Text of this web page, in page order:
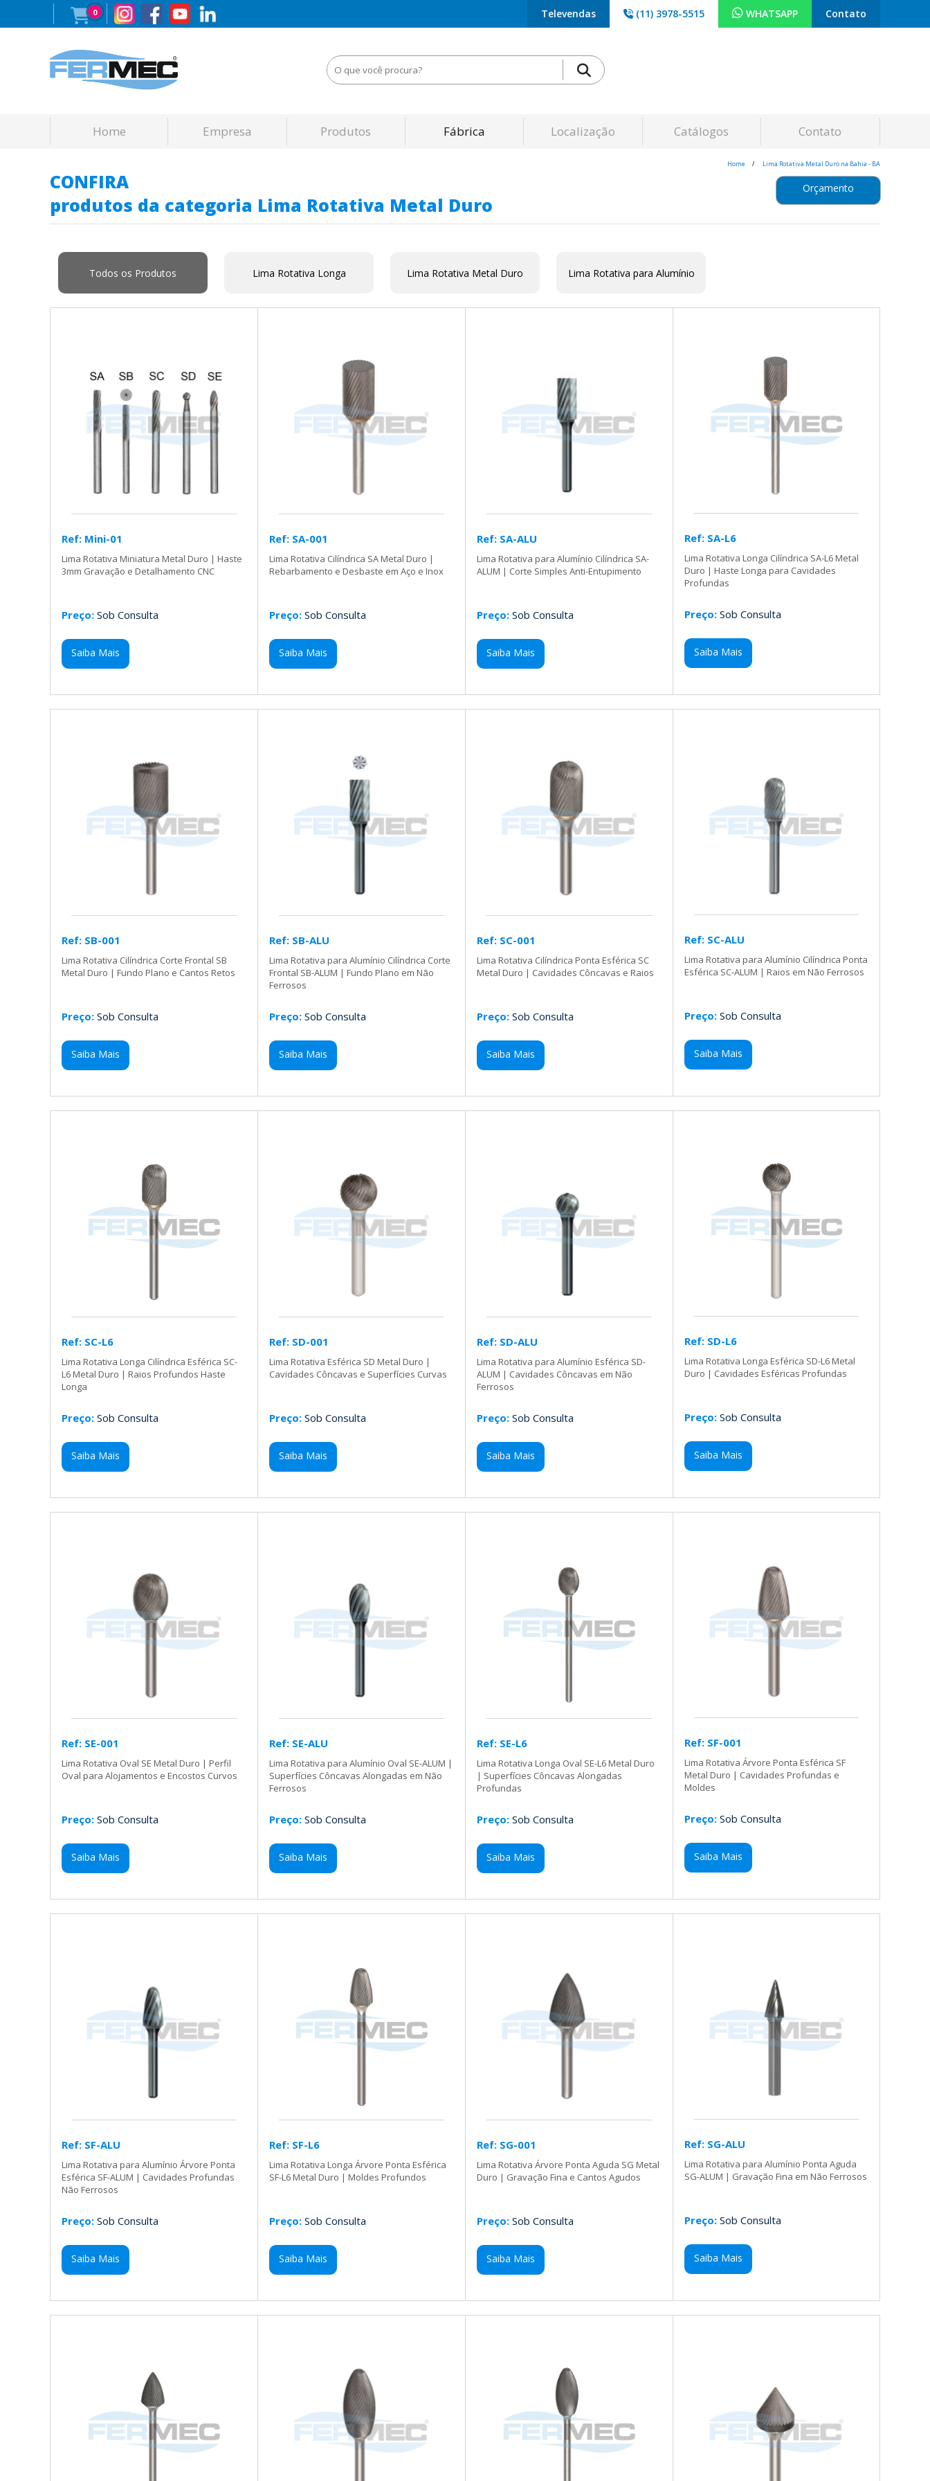
0 Contato
WHATSAPP
(11) 3978-5515
Televendas
Home Empresa Produtos Fábrica Localização Catálogos Contato
Home Lima Rotativa Metal Duro na Bahia - BA
CONFIRA
produtos da categoria Lima Rotativa Metal Duro
Orçamento
Todos os Produtos Lima Rotativa Longa Lima Rotativa Metal Duro Lima Rotativa para Alumínio
Ref: Mini-01
Lima Rotativa Miniatura Metal Duro | Haste
3mm Gravação e Detalhamento CNC
Preço: Sob Consulta
Saiba Mais
Ref: SA-001
Lima Rotativa Cilíndrica SA Metal Duro |
Rebarbamento e Desbaste em Aço e Inox
Preço: Sob Consulta
Saiba Mais
Ref: SA-ALU
Lima Rotativa para Alumínio Cilíndrica SA-
ALUM | Corte Simples Anti-Entupimento
Preço: Sob Consulta
Saiba Mais
Ref: SA-L6
Lima Rotativa Longa Cilíndrica SA-L6 Metal
Duro | Haste Longa para Cavidades
Profundas
Preço: Sob Consulta
Saiba Mais
Ref: SB-001
Lima Rotativa Cilíndrica Corte Frontal SB
Metal Duro | Fundo Plano e Cantos Retos
Preço: Sob Consulta
Saiba Mais
Ref: SB-ALU
Lima Rotativa para Alumínio Cilíndrica Corte
Frontal SB-ALUM | Fundo Plano em Não
Ferrosos
Preço: Sob Consulta
Saiba Mais
Ref: SC-001
Lima Rotativa Cilíndrica Ponta Esférica SC
Metal Duro | Cavidades Côncavas e Raios
Preço: Sob Consulta
Saiba Mais
Ref: SC-ALU
Lima Rotativa para Alumínio Cilíndrica Ponta
Esférica SC-ALUM | Raios em Não Ferrosos
Preço: Sob Consulta
Saiba Mais
Ref: SC-L6
Lima Rotativa Longa Cilíndrica Esférica SC-
L6 Metal Duro | Raios Profundos Haste
Longa
Preço: Sob Consulta
Saiba Mais
Ref: SD-001
Lima Rotativa Esférica SD Metal Duro |
Cavidades Côncavas e Superfícies Curvas
Preço: Sob Consulta
Saiba Mais
Ref: SD-ALU
Lima Rotativa para Alumínio Esférica SD-
ALUM | Cavidades Côncavas em Não
Ferrosos
Preço: Sob Consulta
Saiba Mais
Ref: SD-L6
Lima Rotativa Longa Esférica SD-L6 Metal
Duro | Cavidades Esféricas Profundas
Preço: Sob Consulta
Saiba Mais
Ref: SE-001
Lima Rotativa Oval SE Metal Duro | Perfil
Oval para Alojamentos e Encostos Curvos
Preço: Sob Consulta
Saiba Mais
Ref: SE-ALU
Lima Rotativa para Alumínio Oval SE-ALUM |
Superfícies Côncavas Alongadas em Não
Ferrosos
Preço: Sob Consulta
Saiba Mais
Ref: SE-L6
Lima Rotativa Longa Oval SE-L6 Metal Duro
| Superfícies Côncavas Alongadas
Profundas
Preço: Sob Consulta
Saiba Mais
Ref: SF-001
Lima Rotativa Árvore Ponta Esférica SF
Metal Duro | Cavidades Profundas e
Moldes
Preço: Sob Consulta
Saiba Mais
Ref: SF-ALU
Lima Rotativa para Alumínio Árvore Ponta
Esférica SF-ALUM | Cavidades Profundas
Não Ferrosos
Preço: Sob Consulta
Saiba Mais
Ref: SF-L6
Lima Rotativa Longa Árvore Ponta Esférica
SF-L6 Metal Duro | Moldes Profundos
Preço: Sob Consulta
Saiba Mais
Ref: SG-001
Lima Rotativa Árvore Ponta Aguda SG Metal
Duro | Gravação Fina e Cantos Agudos
Preço: Sob Consulta
Saiba Mais
Ref: SG-ALU
Lima Rotativa para Alumínio Ponta Aguda
SG-ALUM | Gravação Fina em Não Ferrosos
Preço: Sob Consulta
Saiba Mais